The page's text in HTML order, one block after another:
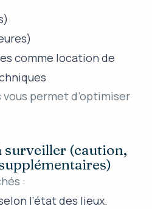
comme location de
permet d’optimiser
surveiller (caution,
:
l’état des lieux.